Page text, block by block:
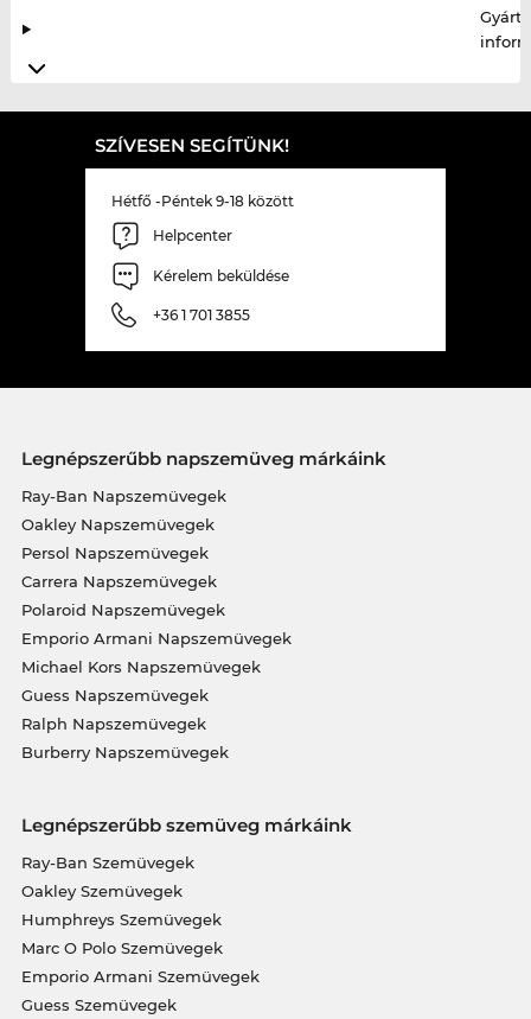
SZÍVESEN SEGÍTÜNK!
Hétfő -Péntek 9-18 között
Helpcenter
Kérelem beküldése
+36 1 701 3855
Legnépszerűbb napszemüveg márkáink
Ray-Ban Napszemüvegek
Oakley Napszemüvegek
Persol Napszemüvegek
Carrera Napszemüvegek
Polaroid Napszemüvegek
Emporio Armani Napszemüvegek
Michael Kors Napszemüvegek
Guess Napszemüvegek
Ralph Napszemüvegek
Burberry Napszemüvegek
Legnépszerűbb szemüveg márkáink
Ray-Ban Szemüvegek
Oakley Szemüvegek
Humphreys Szemüvegek
Marc O Polo Szemüvegek
Emporio Armani Szemüvegek
Guess Szemüvegek